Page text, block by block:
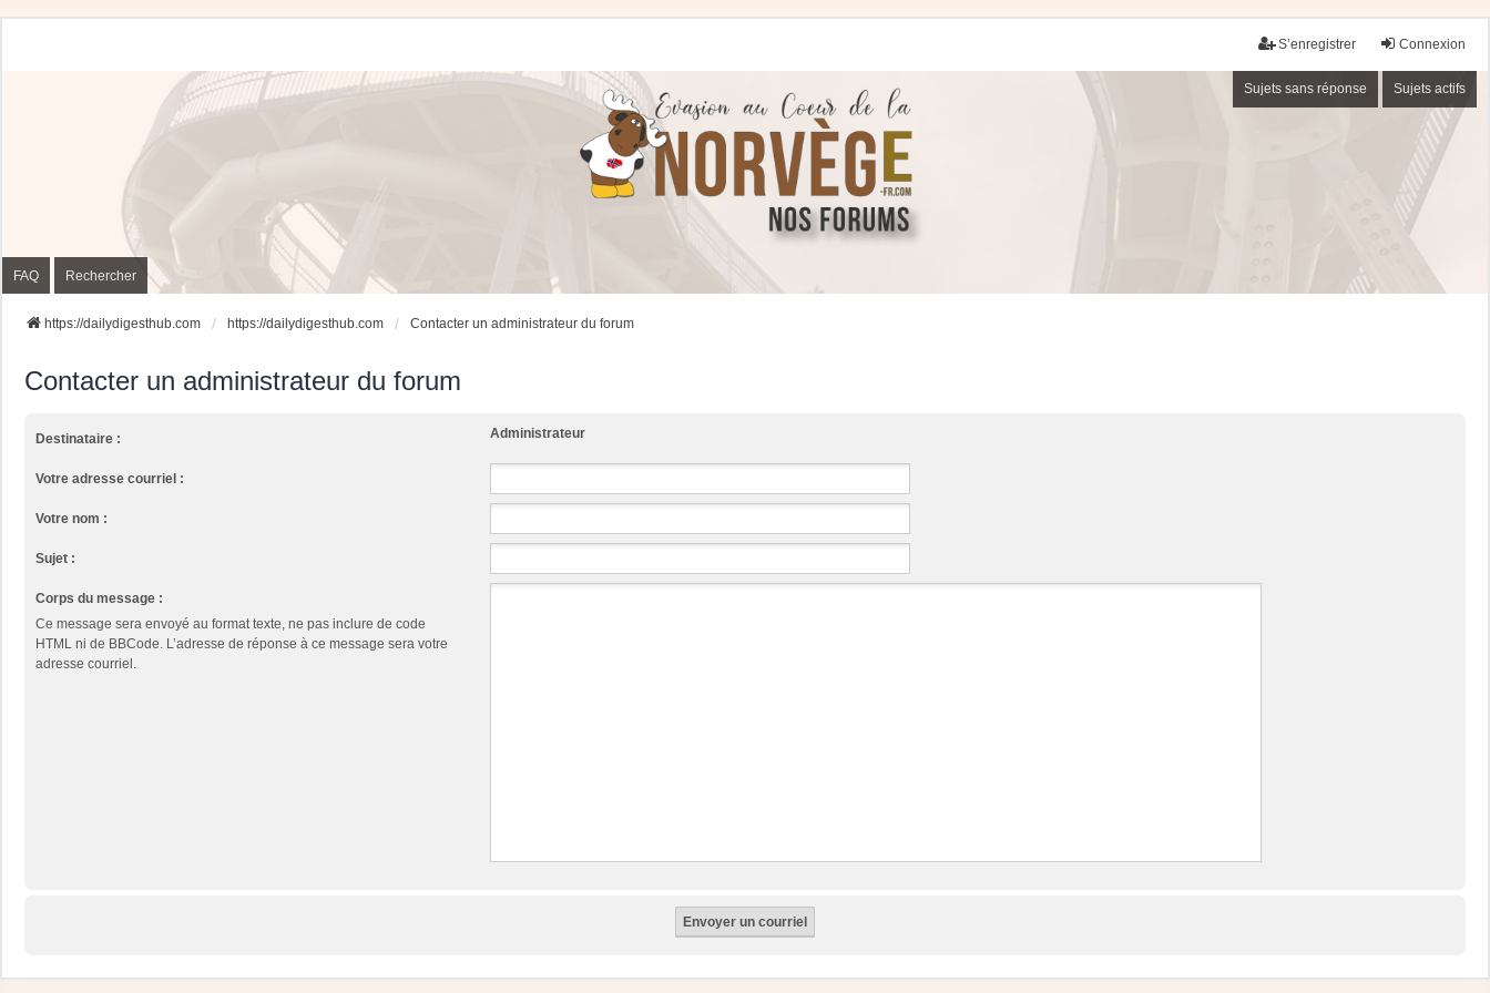
Connexion
S’enregistrer
Sujets sans réponse Sujets actifs
FAQ Rechercher
https://dailydigesthub.com https://dailydigesthub.com Contacter un administrateur du forum
Contacter un administrateur du forum
Destinataire : Administrateur
Votre adresse courriel :
Votre nom :
Sujet :
Corps du message :
Ce message sera envoyé au format texte, ne pas inclure de code
HTML ni de BBCode. L’adresse de réponse à ce message sera votre
adresse courriel.